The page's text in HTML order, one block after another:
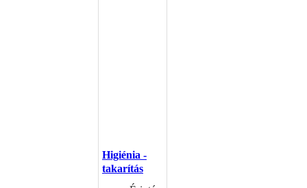
Higiénia -
takarítás